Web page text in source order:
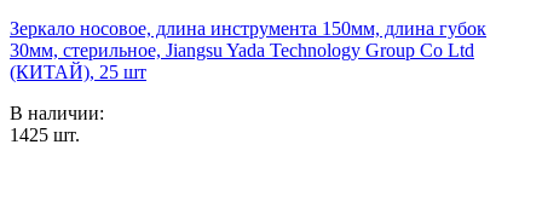
Зеркало носовое, длина инструмента 150мм, длина губок
30мм, стерильное, Jiangsu Yada Technology Group Co Ltd
(КИТАЙ), 25 шт
В наличии:
1425 шт.